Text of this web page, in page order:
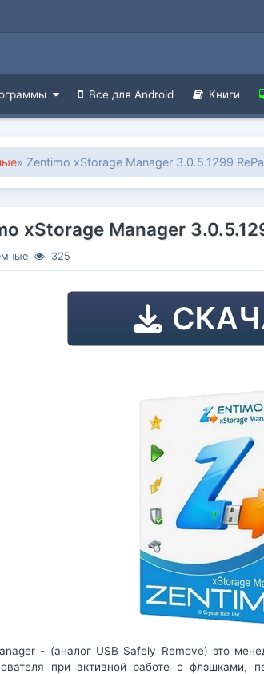
Все для Android Книги
» Zentimo xStorage Manager 3.0.5.1299
xStorage Manager
325
- (аналог USB Safely Remove) это
при активной работе с флэшками,